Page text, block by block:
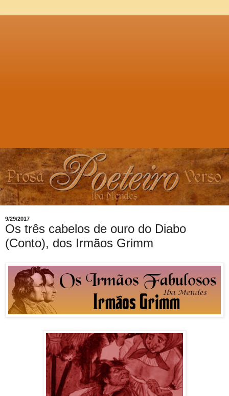
9/29/2017
Os três cabelos de ouro do Diabo
(Conto), dos Irmãos Grimm